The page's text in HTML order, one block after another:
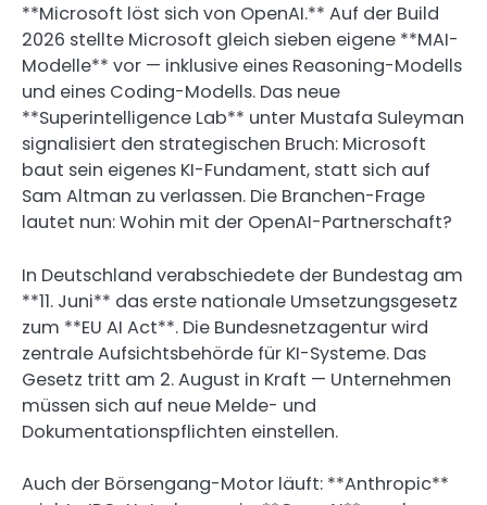
**Microsoft löst sich von OpenAI.** Auf der Build
2026 stellte Microsoft gleich sieben eigene **MAI-
Modelle** vor — inklusive eines Reasoning-Modells
und eines Coding-Modells. Das neue
**Superintelligence Lab** unter Mustafa Suleyman
signalisiert den strategischen Bruch: Microsoft
baut sein eigenes KI-Fundament, statt sich auf
Sam Altman zu verlassen. Die Branchen-Frage
lautet nun: Wohin mit der OpenAI-Partnerschaft?
In Deutschland verabschiedete der Bundestag am
**11. Juni** das erste nationale Umsetzungsgesetz
zum **EU AI Act**. Die Bundesnetzagentur wird
zentrale Aufsichtsbehörde für KI-Systeme. Das
Gesetz tritt am 2. August in Kraft — Unternehmen
müssen sich auf neue Melde- und
Dokumentationspflichten einstellen.
Auch der Börsengang-Motor läuft: **Anthropic**